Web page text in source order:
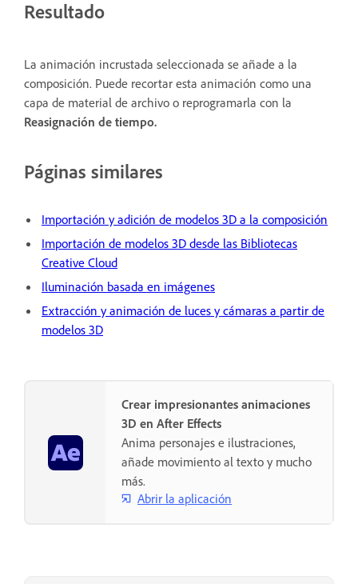
Resultado
La animación incrustada seleccionada se añade a la
composición. Puede recortar esta animación como una
capa de material de archivo o reprogramarla con la
Reasignación de tiempo.
Páginas similares
Importación y adición de modelos 3D a la composición
Importación de modelos 3D desde las Bibliotecas
Creative Cloud
Iluminación basada en imágenes
Extracción y animación de luces y cámaras a partir de
modelos 3D
Crear impresionantes animaciones
3D en After Effects
Anima personajes e ilustraciones,
añade movimiento al texto y mucho
más.
Abrir la aplicación